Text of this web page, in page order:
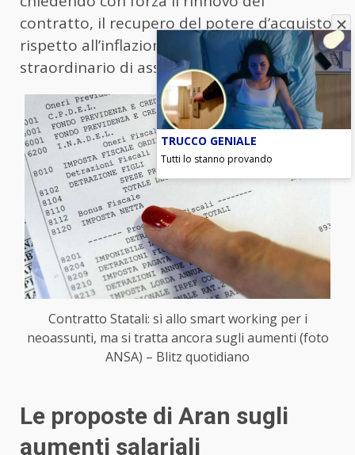
contratto, il recupero del potere d’acquisto
rispetto all’inflazione e un piano
straordinario di assunzioni.
Contratto Statali: sì allo smart working per i
neoassunti, ma si tratta ancora sugli aumenti (foto
ANSA) – Blitz quotidiano
Le proposte di Aran sugli
aumenti salariali
TRUCCO GENIALE
Tutti lo stanno provando